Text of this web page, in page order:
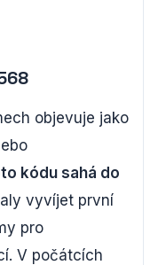
objevuje jako
kódu sahá do
vyvíjet první
pro
V počátcích